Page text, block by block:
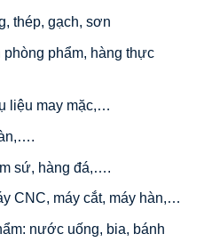
thép, gạch, sơn
phòng phẩm, hàng thực
liệu may mặc,…
sứ, hàng đá,….
CNC, máy cắt, máy hàn,…
nước uống, bia, bánh